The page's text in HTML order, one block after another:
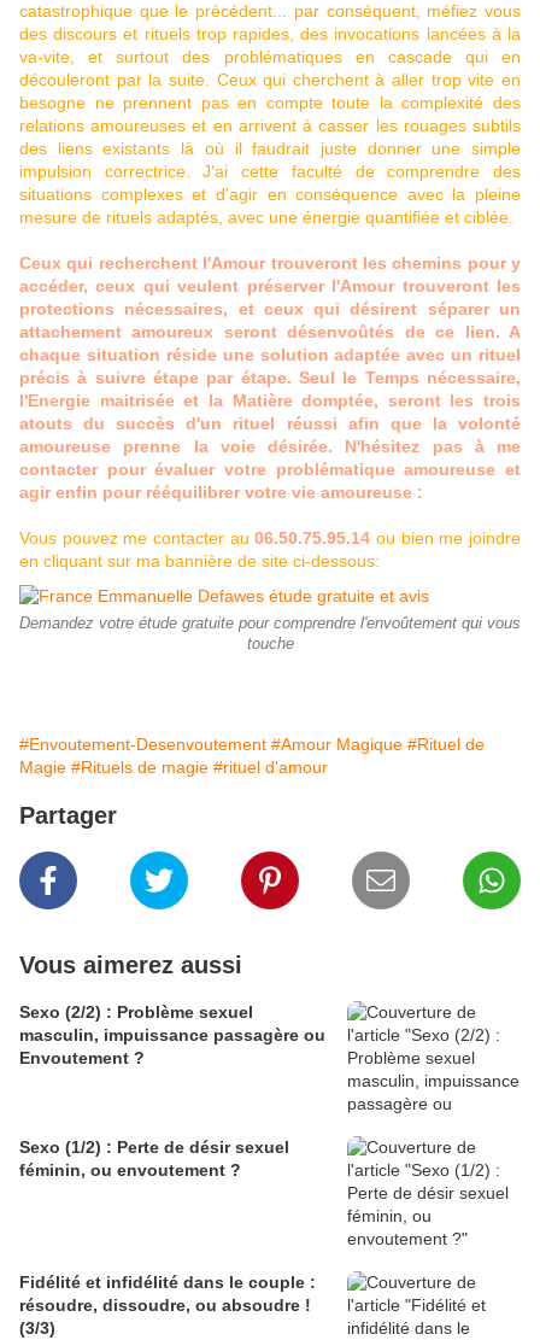
catastrophique que le précédent... par conséquent, méfiez vous
des discours et rituels trop rapides, des invocations lancées à la
va-vite, et surtout des problématiques en cascade qui en
découleront par la suite. Ceux qui cherchent à aller trop vite en
besogne ne prennent pas en compte toute la complexité des
relations amoureuses et en arrivent à casser les rouages subtils
des liens existants là où il faudrait juste donner une simple
impulsion correctrice. J'ai cette faculté de comprendre des
situations complexes et d'agir en conséquence avec la pleine
mesure de rituels adaptés, avec une énergie quantifiée et ciblée.
Ceux qui recherchent l'Amour trouveront les chemins pour y
accéder, ceux qui veulent préserver l'Amour trouveront les
protections nécessaires, et ceux qui désirent séparer un
attachement amoureux seront désenvoûtés de ce lien. A
chaque situation réside une solution adaptée avec un rituel
précis à suivre étape par étape. Seul le Temps nécessaire,
l'Energie maitrisée et la Matière domptée, seront les trois
atouts du succès d'un rituel réussi afin que la volonté
amoureuse prenne la voie désirée. N'hésitez pas à me
contacter pour évaluer votre problématique amoureuse et
agir enfin pour rééquilibrer votre vie amoureuse :
Vous pouvez me contacter au 06.50.75.95.14ou bien me joindre
en cliquant sur ma bannière de site ci-dessous:
Demandez votre étude gratuite pour comprendre l'envoûtement qui vous
touche
#Envoutement-Desenvoutement #Amour Magique #Rituel de
Magie #Rituels de magie #rituel d'amour
Partager
Vous aimerez aussi
Sexo (2/2) : Problème sexuel
masculin, impuissance passagère ou
Envoutement ?
Sexo (1/2) : Perte de désir sexuel
féminin, ou envoutement ?
Fidélité et infidélité dans le couple :
résoudre, dissoudre, ou absoudre !
(3/3)